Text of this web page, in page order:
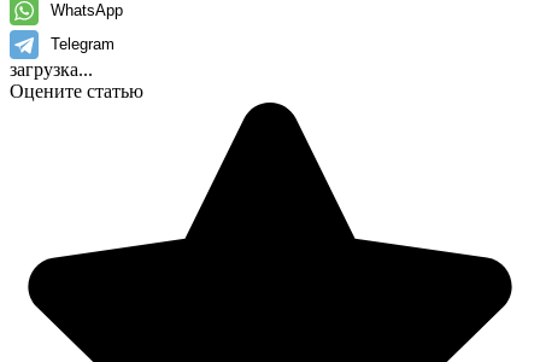
WhatsApp
Telegram
загрузка...
Оцените статью